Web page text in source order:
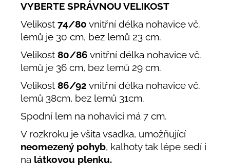
VYBERTE SPRÁVNOU VELIKOST
Velikost 74/80 vnitřní délka nohavice vč.
lemů je 30 cm, bez lemů 23 cm.
Velikost 80/86 vnitřní délka nohavice vč.
lemů je 36 cm, bez lemů 29 cm.
Velikost 86/92 vnitřní délka nohavice vč.
lemů 38cm, bez lemů 31cm.
Spodní lem na nohavici má 7 cm.
V rozkroku je všita vsadka, umožňující
neomezený pohyb, kalhoty tak lépe sedí i
na látkovou plenku.